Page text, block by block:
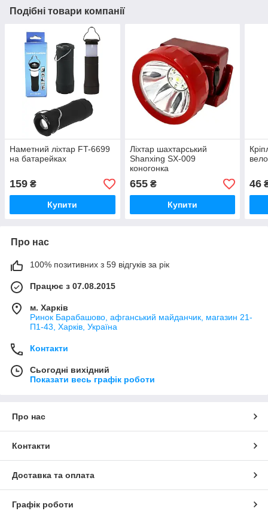
Подібні товари компанії
Наметний ліхтар FT-6699
на батарейках
159 ₴
Купити
Ліхтар шахтарський
Shanxing SX-009
коногонка
655₴
Купити
46
Про нас
100% позитивних з 59 відгуків за рік
Працює з 07.08.2015
м. Харків
Ринок Барабашово, афганський майданчик, магазин 21-
П1-43, Харків, Україна
Контакти
Сьогодні вихідний
Показати весь графік роботи
Про нас
Контакти
Доставка та оплата
Графік роботи